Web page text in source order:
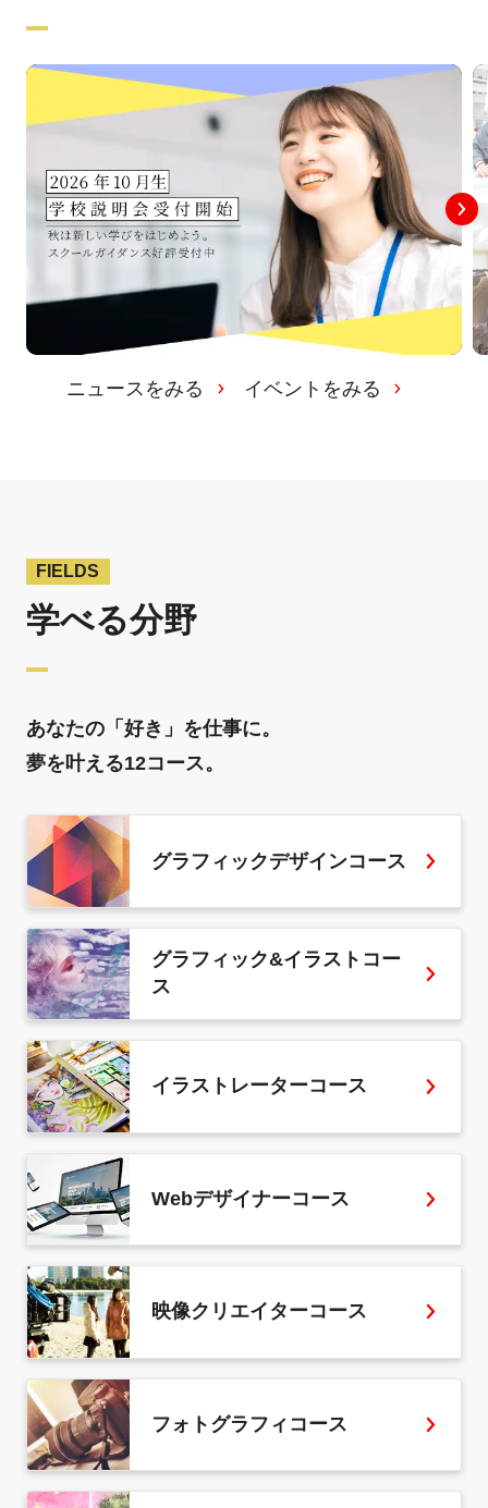
ニュースをみる イベントをみる
FIELDS
学べる分野
あなたの「好き」を仕事に。
夢を叶える12コース。
グラフィックデザインコース
グラフィック&イラストコー
ス
イラストレーターコース
Webデザイナーコース
映像クリエイターコース
フォトグラフィコース